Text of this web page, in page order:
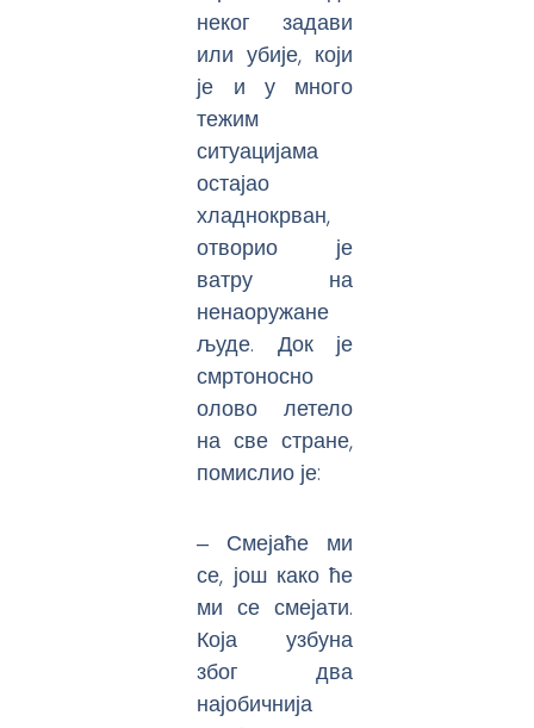
неког задави
или убије, који
је и у много
тежим
ситуацијама
остајао
хладнокрван,
отворио је
ватру на
ненаоружане
људе. Док је
смртоносно
олово летело
на све стране,
помислио је:
‒ Смејаће ми
се, још како ће
ми се смејати.
Која узбуна
због два
најобичнија